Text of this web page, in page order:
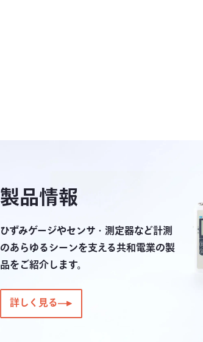
製品情報
ひずみゲージやセンサ・測定器など計測
のあらゆるシーンを支える共和電業の製
品をご紹介します。
詳しく見る